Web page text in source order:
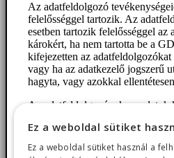
Az adatfeldolgozó
felelősséggel tartozik. Az
esetben tartozik felelősséggel az
károkért, ha nem tartotta be a
kifejezetten az adatfeldolgozókat
vagy ha az adatkezelő jogszerű
hagyta, vagy azokkal
Az adatfeldolgozónak az adatok
Az adatkezelő az informatikai
szolgáltatót, a megrendelt
Ez a weboldal sütiket
Ez a weboldal sütiket használ a